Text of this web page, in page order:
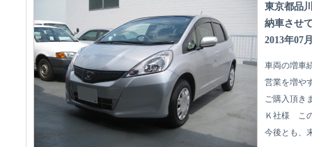
東京都品
納車させ
2013年07
車両の増車
営業を増や
ご購入頂
Ｋ社様 こ
今後とも、